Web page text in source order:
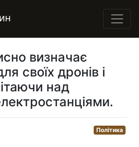
визначає
своїх дронів і
над
Політика